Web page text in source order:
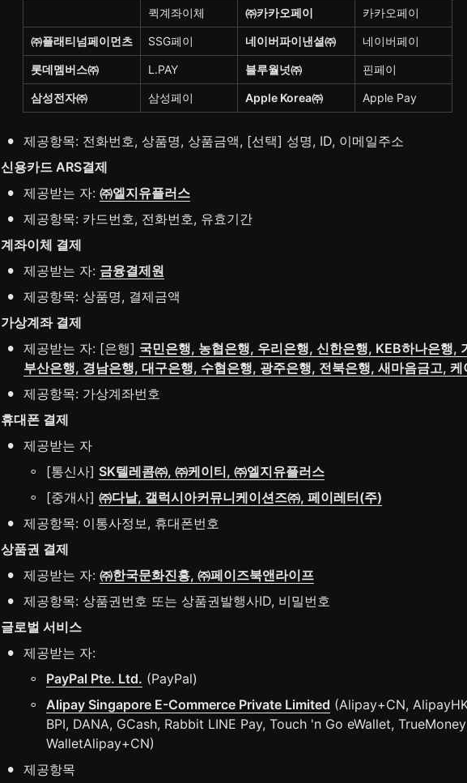
퀵계좌이체 ㈜카카오페이 카카오페이
㈜플래티넘페이먼츠 SSG페이 네이버파이낸셜㈜ 네이버페이
롯데멤버스㈜ L.PAY 블루월넛㈜ 핀페이
삼성전자㈜ 삼성페이 Apple Korea㈜ Apple Pay
• 제공항목: 전화번호, 상품명, 상품금액, [선택] 성명, ID, 이메일주소
신용카드 ARS결제
• 제공받는 자: ㈜엘지유플러스
• 제공항목: 카드번호, 전화번호, 유효기간
계좌이체 결제
• 제공받는 자: 금융결제원
• 제공항목: 상품명, 결제금액
가상계좌 결제
• 제공받는 자: [은행] 국민은행, 농협은행, 우리은행, 신한은행, KEB하나은행,
부산은행, 경남은행, 대구은행, 수협은행, 광주은행, 전북은행, 새마음금고, 케
• 제공항목: 가상계좌번호
휴대폰 결제
• 제공받는 자
◦ [통신사] SK텔레콤㈜, ㈜케이티, ㈜엘지유플러스
◦ [중개사] ㈜다날, 갤럭시아커뮤니케이션즈㈜, 페이레터(주)
• 제공항목: 이통사정보, 휴대폰번호
상품권 결제
• 제공받는 자: ㈜한국문화진흥, ㈜페이즈북앤라이프
• 제공항목: 상품권번호 또는 상품권발행사ID, 비밀번호
글로벌 서비스
• 제공받는 자:
◦ PayPal Pte. Ltd. (PayPal)
◦ Alipay Singapore E-Commerce Private Limited (Alipay+CN,
BPI, DANA, GCash, Rabbit LINE Pay, Touch 'n Go eWallet, TrueMoney
WalletAlipay+CN)
• 제공항목